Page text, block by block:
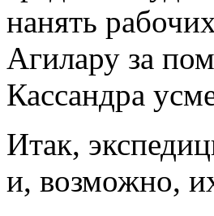
на­нять
Агилару за
Кассандра
Итак,
и, возможно,